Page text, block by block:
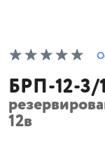
БРП-12-3/
12в